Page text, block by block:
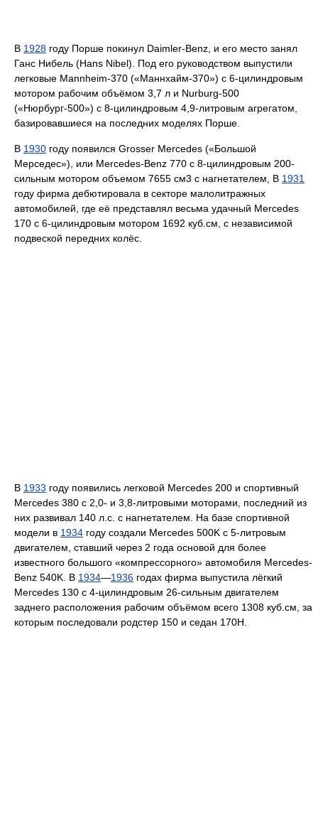
В 1928 году Порше покинул Daimler-Benz, и его место занял
Ганс Нибель (Hans Nibel). Под его руководством выпустили
легковые Mannheim-370 («Маннхайм-370») с 6-цилиндровым
мотором рабочим объёмом 3,7 л и Nurburg-500
(«Нюрбург-500») с 8-цилиндровым 4,9-литровым агрегатом,
базировавшиеся на последних моделях Порше.
В 1930 году появился Grosser Mercedes («Большой
Мерседес»), или Mercedes-Benz 770 с 8-цилиндровым 200-
сильным мотором объемом 7655 см3 с нагнетателем, В 1931
году фирма дебютировала в секторе малолитражных
автомобилей, где её представлял весьма удачный Mercedes
170 с 6-цилиндровым мотором 1692 куб.см, с независимой
подвеской передних колёс.
В 1933 году появились легковой Mercedes 200 и спортивный
Mercedes 380 с 2,0- и 3,8-литровыми моторами, последний из
них развивал 140 л.с. с нагнетателем. На базе спортивной
модели в 1934 году создали Mercedes 500K с 5-литровым
двигателем, ставший через 2 года основой для более
известного большого «компрессорного» автомобиля Mercedes-
Benz 540K. В 1934—1936 годах фирма выпустила лёгкий
Mercedes 130 с 4-цилиндровым 26-сильным двигателем
заднего расположения рабочим объёмом всего 1308 куб.см, за
которым последовали родстер 150 и седан 170H.